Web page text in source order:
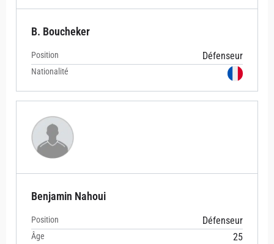
B. Boucheker
Position Défenseur
Nationalité
Benjamin Nahoui
Position Défenseur
Âge 25